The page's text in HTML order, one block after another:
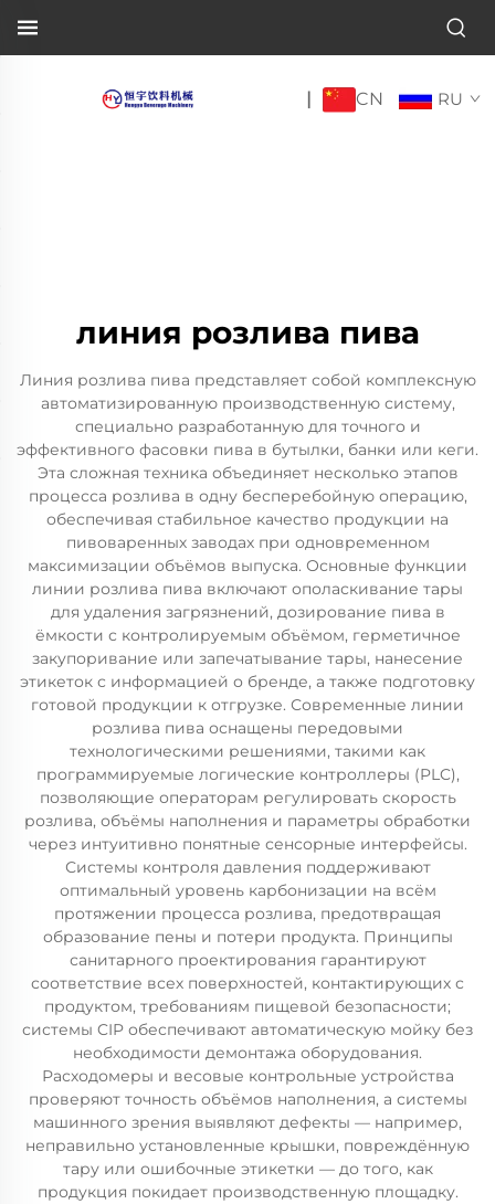
| CN RU
линия розлива пива
Линия розлива пива представляет собой комплексную
автоматизированную производственную систему,
специально разработанную для точного и
эффективного фасовки пива в бутылки, банки или кеги.
Эта сложная техника объединяет несколько этапов
процесса розлива в одну бесперебойную операцию,
обеспечивая стабильное качество продукции на
пивоваренных заводах при одновременном
максимизации объёмов выпуска. Основные функции
линии розлива пива включают ополаскивание тары
для удаления загрязнений, дозирование пива в
ёмкости с контролируемым объёмом, герметичное
закупоривание или запечатывание тары, нанесение
этикеток с информацией о бренде, а также подготовку
готовой продукции к отгрузке. Современные линии
розлива пива оснащены передовыми
технологическими решениями, такими как
программируемые логические контроллеры (PLC),
позволяющие операторам регулировать скорость
розлива, объёмы наполнения и параметры обработки
через интуитивно понятные сенсорные интерфейсы.
Системы контроля давления поддерживают
оптимальный уровень карбонизации на всём
протяжении процесса розлива, предотвращая
образование пены и потери продукта. Принципы
санитарного проектирования гарантируют
соответствие всех поверхностей, контактирующих с
продуктом, требованиям пищевой безопасности;
системы CIP обеспечивают автоматическую мойку без
необходимости демонтажа оборудования.
Расходомеры и весовые контрольные устройства
проверяют точность объёмов наполнения, а системы
машинного зрения выявляют дефекты — например,
неправильно установленные крышки, повреждённую
тару или ошибочные этикетки — до того, как
продукция покидает производственную площадку.